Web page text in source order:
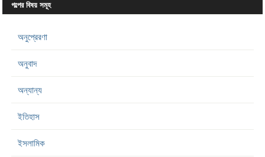
গল্পের বিষয় সমূহ
অনুপ্রেরণা
অনুবাদ
অন্যান্য
ইতিহাস
ইসলামিক